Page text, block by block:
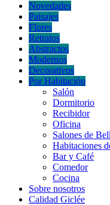
Novedades
Paisajes
Flores
Retratos
Abstractos
Modernos
Decorativos
Por Habitación
Salón
Dormitorio
Recibidor
Oficina
Salones de
Habitaciones
Bar y Café
Comedor
Cocina
Sobre nosotros
Calidad Giclée